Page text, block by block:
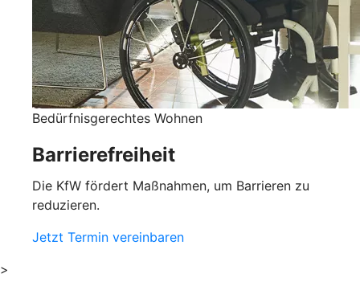
Bedürfnisgerechtes Wohnen
Barrierefreiheit
Die KfW fördert Maßnahmen, um Barrieren zu
reduzieren.
Jetzt Termin vereinbaren
>